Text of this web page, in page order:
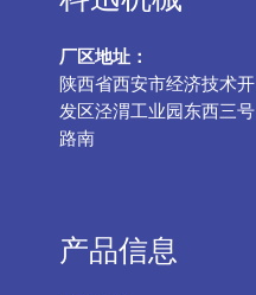
厂区地址：
陕西省西安市经济技术开
发区泾渭工业园东西三号
路南
产品信息